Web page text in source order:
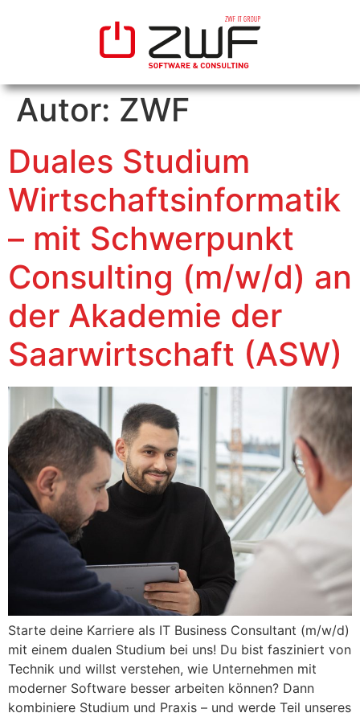
Autor: ZWF
Duales Studium
Wirtschaftsinformatik
– mit Schwerpunkt
Consulting (m/w/d) an
der Akademie der
Saarwirtschaft (ASW)
Starte deine Karriere als IT Business Consultant (m/w/d)
mit einem dualen Studium bei uns! Du bist fasziniert von
Technik und willst verstehen, wie Unternehmen mit
moderner Software besser arbeiten können? Dann
kombiniere Studium und Praxis – und werde Teil unseres